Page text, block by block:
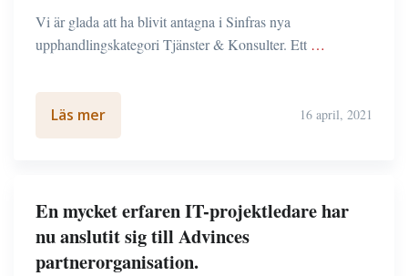
Vi är glada att ha blivit antagna i Sinfras nya
upphandlingskategori Tjänster & Konsulter. Ett …
Läs mer 16 april, 2021
En mycket erfaren IT-projektledare har
nu anslutit sig till Advinces
partnerorganisation.